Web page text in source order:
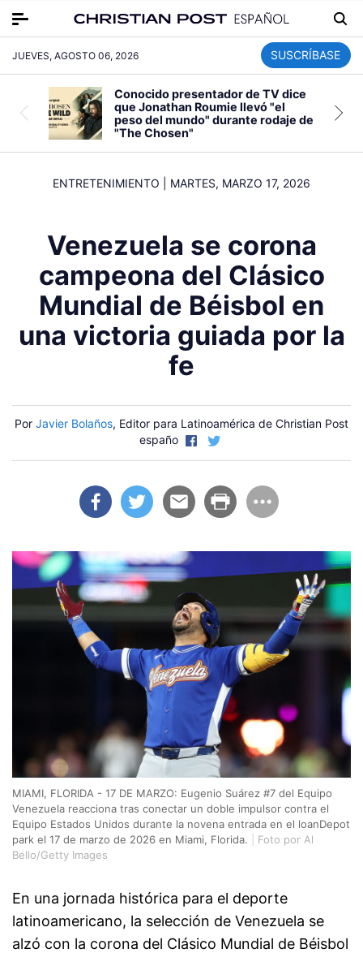
JUEVES, AGOSTO 06, 2026 SUSCRÍBASE
Conocido presentador de TV dice
que Jonathan Roumie llevó "el
peso del mundo" durante rodaje de
"The Chosen"
ENTRETENIMIENTO MARTES, MARZO 17, 2026
Venezuela se corona
campeona del Clásico
Mundial de Béisbol en
una victoria guiada por la
fe
Por Javier Bolaños, Editor para Latinoamérica de Christian Post
españo
MIAMI, FLORIDA - 17 DE MARZO: Eugenio Suárez #7 del Equipo
Venezuela reacciona tras conectar un doble impulsor contra el
Equipo Estados Unidos durante la novena entrada en el loanDepot
park el 17 de marzo de 2026 en Miami, Florida.
Foto por Al
Bello/Getty Images
En una jornada histórica para el deporte
latinoamericano, la selección de Venezuela se
alzó con la corona del Clásico Mundial de Béisbol